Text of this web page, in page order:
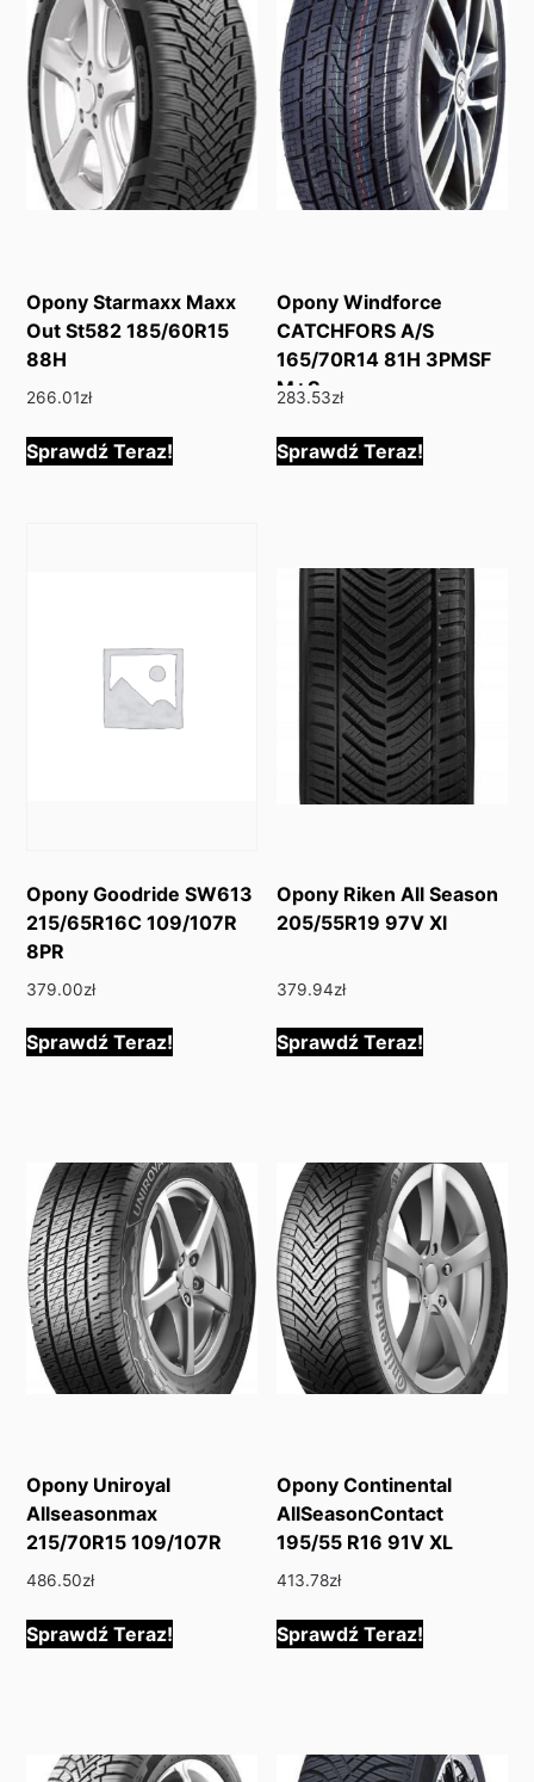
Opony Starmaxx Maxx
Out St582 185/60R15
88H
266.01zł
Sprawdź Teraz!
Opony Windforce
CATCHFORS A/S
165/70R14 81H 3PMSF
M+S
283.53zł
Sprawdź Teraz!
Opony Goodride SW613
215/65R16C 109/107R
8PR
379.00zł
Sprawdź Teraz!
Opony Riken All Season
205/55R19 97V Xl
379.94zł
Sprawdź Teraz!
Opony Uniroyal
Allseasonmax
215/70R15 109/107R
486.50zł
Sprawdź Teraz!
Opony Continental
AllSeasonContact
195/55 R16 91V XL
413.78zł
Sprawdź Teraz!